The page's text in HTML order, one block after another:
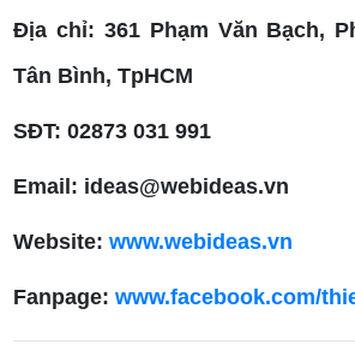
Địa chỉ: 361 Phạm Văn Bạch,
Tân Bình, TpHCM
SĐT: 02873 031 991
Email: ideas@webideas.vn
Website:www.webideas.vn
Fanpage:www.facebook.com/